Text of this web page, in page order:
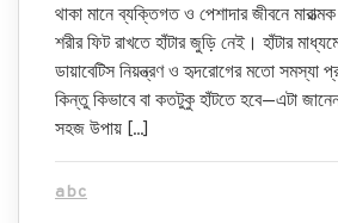
থাকা মানে ব্যক্তিগত ও পেশাদার জীবনে
শরীর ফিট রাখতে হাঁটার জুড়ি নেই। হাঁটার
ডায়াবেটিস নিয়ন্ত্রণ ও হৃদরোগের মতো সমস্যা
কিন্তু কিভাবে বা কতটুকু হাঁটতে হবে—এটা
সহজ উপায় […]
abc